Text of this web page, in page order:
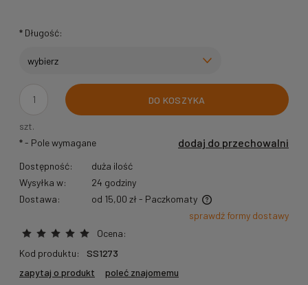
* Długość:
szt.
DO KOSZYKA
dodaj do przechowalni
*- Pole wymagane
Dostępność:
duża ilość
Wysyłka w:
24 godziny
Dostawa:
od 15,00 zł - Paczkomaty
Cena nie zawiera ewentualnych kosztów płatnościsprawdź formy dostawy
Ocena:
Kod produktu:
SS1273
zapytaj o produkt
poleć znajomemu